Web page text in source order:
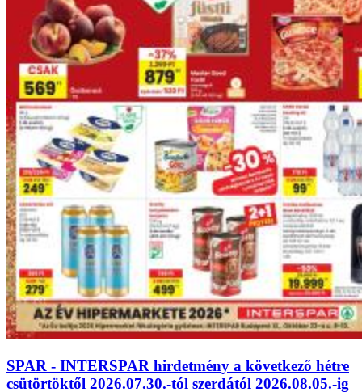
SPAR - INTERSPAR hirdetmény a következő hétre
csütörtöktől 2026.07.30.-tól szerdától 2026.08.05.-ig